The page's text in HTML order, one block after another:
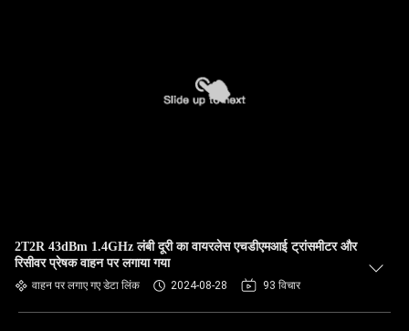
2T2R 43dBm 1.4GHz लंबी दूरी का वायरलेस एचडीएमआई ट्रांसमीटर और
रिसीवर प्रेषक वाहन पर लगाया गया
वाहन पर लगाए गए डेटा लिंक 2024-08-28 93 विचार